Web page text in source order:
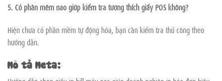
5. Có phần mềm nào giúp kiểm tra tương thích giấy POS không?
Hiện chưa có phần mềm tự động hóa, bạn cần kiểm tra thủ công theo
hướng dẫn.
Mô tả Meta: